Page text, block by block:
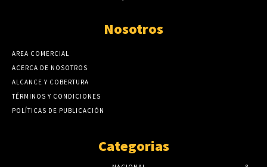
Nosotros
AREA COMERCIAL
ACERCA DE NOSOTROS
ALCANCE Y COBERTURA
TÉRMINOS Y CONDICIONES
POLÍTICAS DE PUBLICACIÓN
Categorias